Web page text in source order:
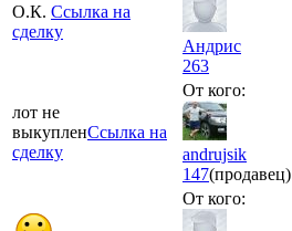
О.К. Ссылка на
сделку
Андрис
263
лот не
выкупленСсылка на
сделку
От кого:
andrujsik
147(продавец)
От кого: